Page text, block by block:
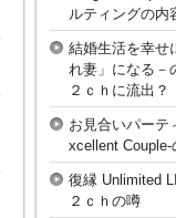
ルティングの内
結婚生活を幸せ
れ妻」になる－
２ｃｈに流出？
お見合いパーテ
xcellent Couple-
復縁 Unlimited
２ｃｈの噂